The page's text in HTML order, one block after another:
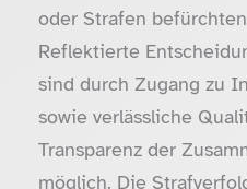
oder Strafen
Reflektierte
sind durch Zugang zu
sowie verlässliche
Transparenz der
möglich. Die